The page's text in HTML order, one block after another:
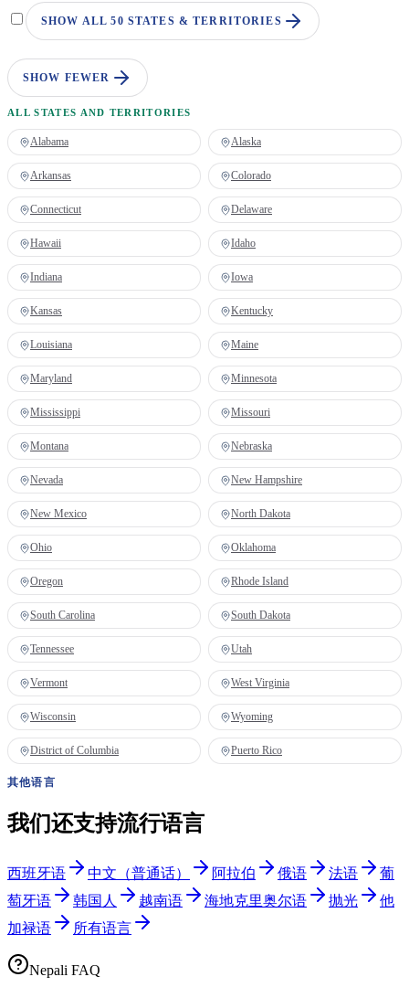
SHOW ALL 50 STATES & TERRITORIES
SHOW FEWER
ALL STATES AND TERRITORIES
Alabama Alaska
Arkansas Colorado
Connecticut Delaware
Hawaii Idaho
Indiana Iowa
Kansas Kentucky
Louisiana Maine
Maryland Minnesota
Mississippi Missouri
Montana Nebraska
Nevada New Hampshire
New Mexico North Dakota
Ohio Oklahoma
Oregon Rhode Island
South Carolina South Dakota
Tennessee Utah
Vermont West Virginia
Wisconsin Wyoming
District of Columbia Puerto Rico
其他语言
我们还支持流行语言
西班牙语 中文（普通话） 阿拉伯 俄语 法语
葡
萄牙语
韩国人 越南语 海地克里奥尔语 抛光
他
加禄语
所有语言
Nepali FAQ